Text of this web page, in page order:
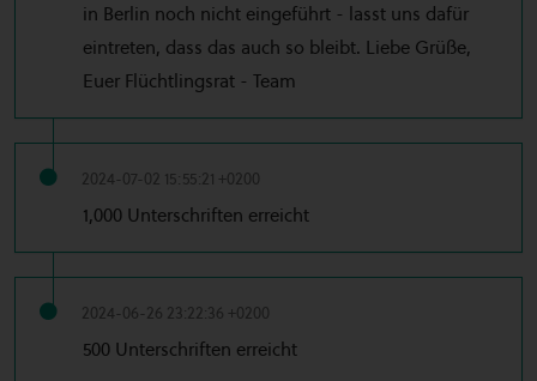
in Berlin noch nicht eingeführt - lasst uns dafür
eintreten, dass das auch so bleibt. Liebe Grüße,
Euer Flüchtlingsrat - Team
2024-07-02 15:55:21 +0200
1,000 Unterschriften erreicht
2024-06-26 23:22:36 +0200
500 Unterschriften erreicht